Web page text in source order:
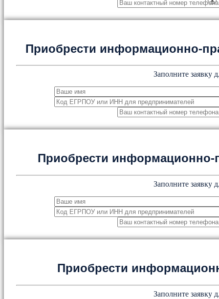
Приобрести информационно-
Заполните заявку
Приобрести
Заполните заявку
Приобрести
Заполните заявку